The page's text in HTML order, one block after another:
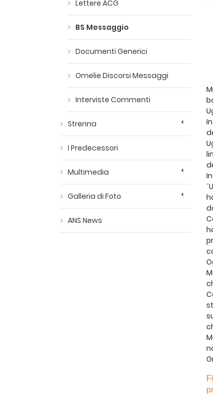
Lettere ACG
BS Messaggio
Documenti Generici
Omelie Discorsi Messaggi
Interviste Commenti
Strenna
I Predecessori
Multimedia
Galleria di Foto
ANS News